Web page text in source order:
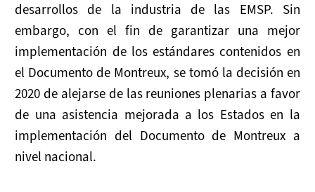
Publicaciones
Instrumentos
Presentaciones
Enlaces Útiles
desarrollos de la industria de las EMSP. Sin
embargo, con el fin de garantizar una mejor
implementación de los estándares contenidos en
el Documento de Montreux, se tomó la decisión en
2020 de alejarse de las reuniones plenarias a favor
de una asistencia mejorada a los Estados en la
implementación del Documento de Montreux a
nivel nacional.